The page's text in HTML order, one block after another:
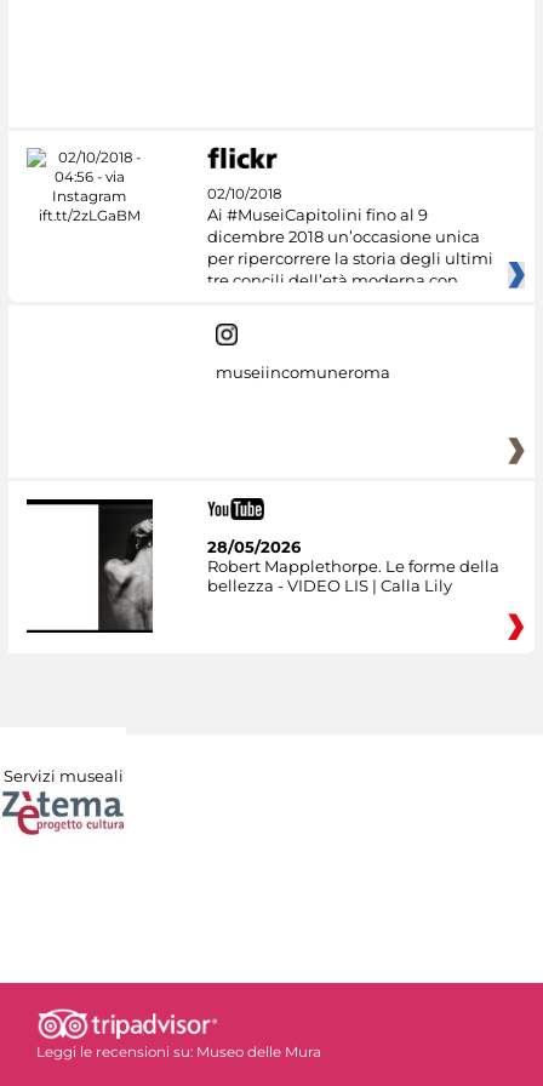
02/10/2018
Ai #MuseiCapitolini fino al 9
dicembre 2018 un’occasione unica
per ripercorrere la storia degli ultimi
tre concili dell’età moderna con
museiincomuneroma
28/05/2026
Robert Mapplethorpe. Le forme della
bellezza - VIDEO LIS | Calla Lily
Servizi museali
Leggi le recensioni su: Museo delle Mura